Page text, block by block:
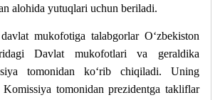
alohida yutuqlari uchun beriladi.
mukofotiga talabgorlar O‘zbekiston
Davlat mukofotlari va geraldika
tomonidan ko‘rib chiqiladi. Uning
Komissiya tomonidan prezidentga takliflar